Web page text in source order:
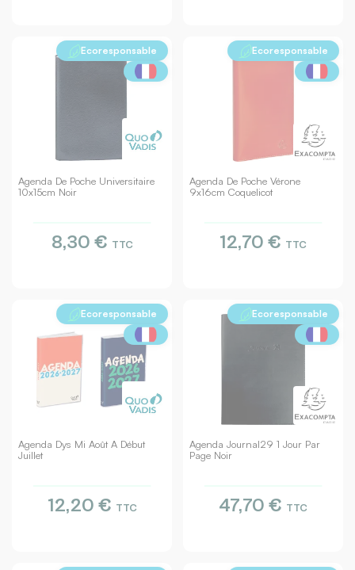
Agenda De Poche Universitaire
10x15cm Noir
Ecoresponsable
8,30 € TTC
Agenda De Poche Vérone
9x16cm Coquelicot
Ecoresponsable
12,70 € TTC
Agenda Dys Mi Août A Début
Juillet
Ecoresponsable
12,20 € TTC
Agenda Journal29 1 Jour Par
Page Noir
Ecoresponsable
47,70 € TTC